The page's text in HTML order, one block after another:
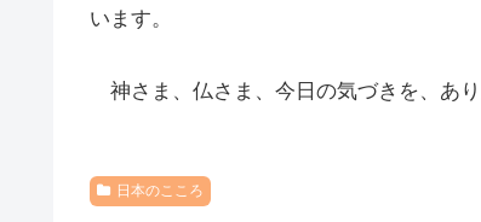
います。
神さま、仏さま、今日の気づきを、あり
日本のこころ